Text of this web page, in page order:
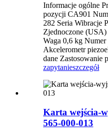
Informacje ogólne
pozycji CA901
282 Seria Wibracje
Zjednoczone
Waga 0,6 kg
Akcelerometr
dane Zastosowanie
zapytanieszczegół
Karta wejścia-
565-000-013